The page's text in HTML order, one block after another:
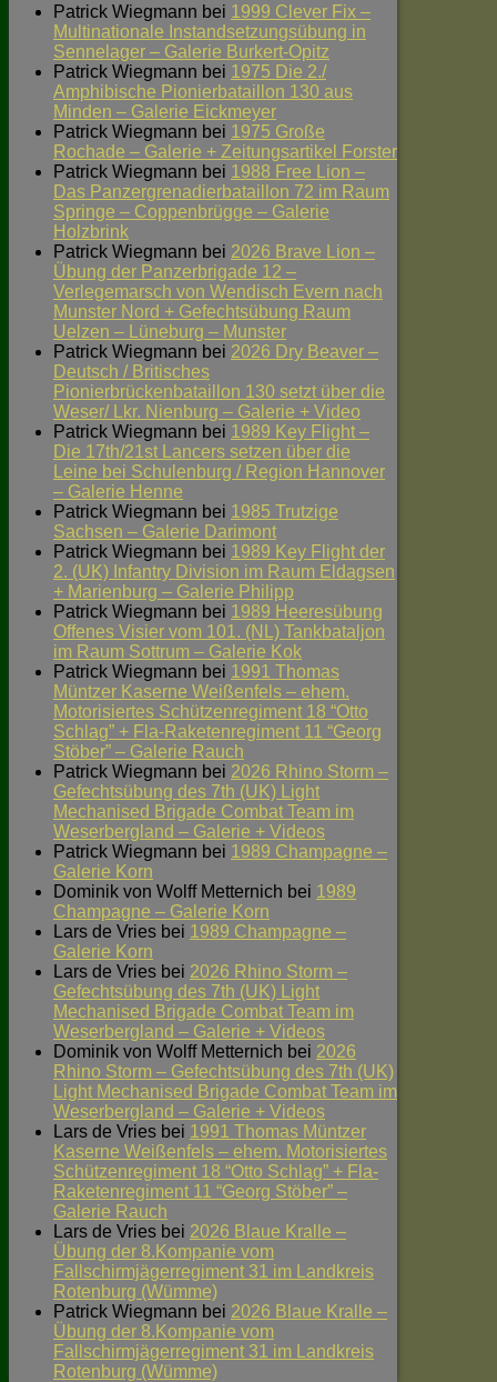
Patrick Wiegmann bei 1999 Clever Fix –
Multinationale Instandsetzungsübung in
Sennelager – Galerie Burkert-Opitz
Patrick Wiegmann bei 1975 Die 2./
Amphibische Pionierbataillon 130 aus
Minden – Galerie Eickmeyer
Patrick Wiegmann bei 1975 Große
Rochade – Galerie + Zeitungsartikel Forster
Patrick Wiegmann bei 1988 Free Lion –
Das Panzergrenadierbataillon 72 im Raum
Springe – Coppenbrügge – Galerie
Holzbrink
Patrick Wiegmann bei 2026 Brave Lion –
Übung der Panzerbrigade 12 –
Verlegemarsch von Wendisch Evern nach
Munster Nord + Gefechtsübung Raum
Uelzen – Lüneburg – Munster
Patrick Wiegmann bei 2026 Dry Beaver –
Deutsch / Britisches
Pionierbrückenbataillon 130 setzt über die
Weser/ Lkr. Nienburg – Galerie + Video
Patrick Wiegmann bei 1989 Key Flight –
Die 17th/21st Lancers setzen über die
Leine bei Schulenburg / Region Hannover
– Galerie Henne
Patrick Wiegmann bei 1985 Trutzige
Sachsen – Galerie Darimont
Patrick Wiegmann bei 1989 Key Flight der
2. (UK) Infantry Division im Raum Eldagsen
+ Marienburg – Galerie Philipp
Patrick Wiegmann bei 1989 Heeresübung
Offenes Visier vom 101. (NL) Tankbataljon
im Raum Sottrum – Galerie Kok
Patrick Wiegmann bei 1991 Thomas
Müntzer Kaserne Weißenfels – ehem.
Motorisiertes Schützenregiment 18 “Otto
Schlag” + Fla-Raketenregiment 11 “Georg
Stöber” – Galerie Rauch
Patrick Wiegmann bei 2026 Rhino Storm –
Gefechtsübung des 7th (UK) Light
Mechanised Brigade Combat Team im
Weserbergland – Galerie + Videos
Patrick Wiegmann bei 1989 Champagne –
Galerie Korn
Dominik von Wolff Metternich bei 1989
Champagne – Galerie Korn
Lars de Vries bei 1989 Champagne –
Galerie Korn
Lars de Vries bei 2026 Rhino Storm –
Gefechtsübung des 7th (UK) Light
Mechanised Brigade Combat Team im
Weserbergland – Galerie + Videos
Dominik von Wolff Metternich bei 2026
Rhino Storm – Gefechtsübung des 7th (UK)
Light Mechanised Brigade Combat Team im
Weserbergland – Galerie + Videos
Lars de Vries bei 1991 Thomas Müntzer
Kaserne Weißenfels – ehem. Motorisiertes
Schützenregiment 18 “Otto Schlag” + Fla-
Raketenregiment 11 “Georg Stöber” –
Galerie Rauch
Lars de Vries bei 2026 Blaue Kralle –
Übung der 8.Kompanie vom
Fallschirmjägerregiment 31 im Landkreis
Rotenburg (Wümme)
Patrick Wiegmann bei 2026 Blaue Kralle –
Übung der 8.Kompanie vom
Fallschirmjägerregiment 31 im Landkreis
Rotenburg (Wümme)